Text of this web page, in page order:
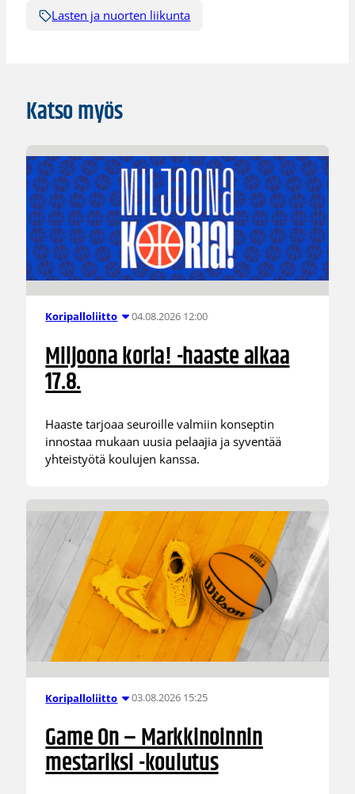
Lasten ja nuorten liikunta
Katso myös
Koripalloliitto 04.08.2026 12:00
Miljoona koria! -haaste alkaa
17.8.
Haaste tarjoaa seuroille valmiin konseptin
innostaa mukaan uusia pelaajia ja syventää
yhteistyötä koulujen kanssa.
Koripalloliitto 03.08.2026 15:25
Game On – Markkinoinnin
mestariksi -koulutus